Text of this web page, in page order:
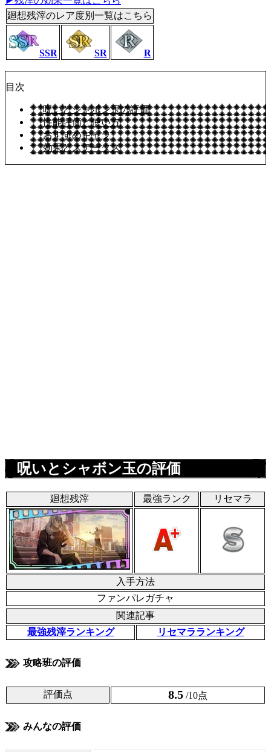
廻想残滓のレア度別一覧はこちら
SSR SR R
目次
呪いとシャボン玉の評価
性能評価と使い方
おすすめキャラ
効果とステータス
呪いとシャボン玉の評価
廻想残滓 最強ランク リセマラ
入手方法
ファンパレガチャ
関連記事
最強残滓ランキング
リセマラランキング
攻略班の評価
評価点 8.5 /10点
みんなの評価